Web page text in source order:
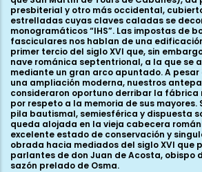
presbiterial y otro más occidental,
estrelladas cuyas claves caladas se
monogramáticos “IHS”. Las impostas de
fasciculares nos hablan de una
primer tercio del siglo XVI que, sin
nave románica septentrional, a la que se
mediante un gran arco apuntado. A
una ampliación moderna, nuestros
consideraron oportuno derribar la fábrica
por respeto a la memoria de sus
pila bautismal, semiesférica y dispuesta
queda alojada en la vieja cabecera
excelente estado de conservación y
obrada hacia mediados del siglo XVI que
parlantes de don Juan de Acosta, obispo
sazón prelado de Osma.